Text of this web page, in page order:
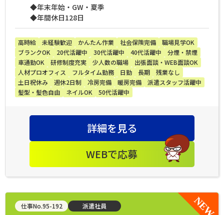
◆年末年始・GW・夏季
◆年間休日128日
高時給 未経験歓迎 かんたん作業 社会保険完備
職場見学OK
ブランクOK
20代活躍中 30代活躍中 40代活躍中
分煙・禁煙
車通勤OK
研修制度充実 少人数の職場
出張面談・WEB面談OK
人材プロオフィス
フルタイム勤務 日勤 長期
残業なし
土日祝休み
週休2日制 冷房完備 暖房完備
派遣スタッフ活躍中
髪型・髪色自由
ネイルOK 50代活躍中
詳細を見る
WEBで応募
仕事No.95-192 派遣社員